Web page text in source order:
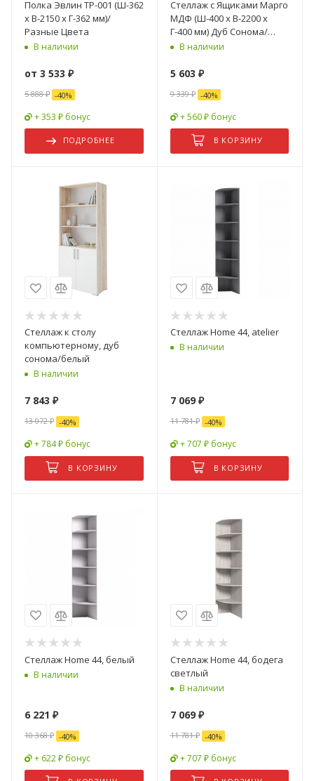
Полка Эвлин ТР-001 (Ш-362
x В-2150 x Г-362 мм)/
Разные Цвета
В наличии
от 3 533 ₽
5 888 ₽ -40%
+ 353 ₽ бонус
ПОДРОБНЕЕ
Стеллаж с Ящиками Марго
МДФ (Ш-400 x В-2200 x
Г-400 мм) Дуб Сонома/
Белый Глянец
В наличии
5 603 ₽
9 339₽ -40%
+ 560 ₽ бонус
В КОРЗИНУ
Стеллаж к столу
компьютерному, дуб
сонома/белый
В наличии
7 843 ₽
13 072₽ -40%
+ 784 ₽ бонус
В КОРЗИНУ
Стеллаж Home 44, atelier
В наличии
7 069₽
11 781₽ -40%
+ 707 ₽ бонус
В КОРЗИНУ
Стеллаж Home 44, белый
В наличии
6 221 ₽
10 368₽ -40%
+ 622 ₽ бонус
Стеллаж Home 44, бодега
светлый
В наличии
7 069₽
11 781₽ -40%
+ 707 ₽ бонус